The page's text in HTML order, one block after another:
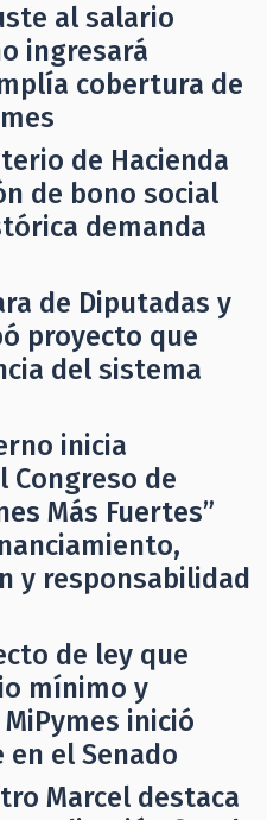
al salario
ingresará
cobertura de
de Hacienda
de bono social
demanda
de Diputadas y
proyecto que
del sistema
inicia
de
Más Fuertes”
y responsabilidad
de ley que
mínimo y
inició
el Senado
Marcel destaca